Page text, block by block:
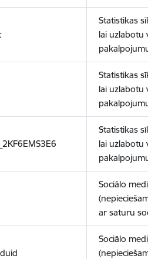
Statistikas
lai uzlabotu
Statistikas
lai uzlabotu
Statistikas
lai uzlabotu
Sociālo
ar saturu
Sociālo